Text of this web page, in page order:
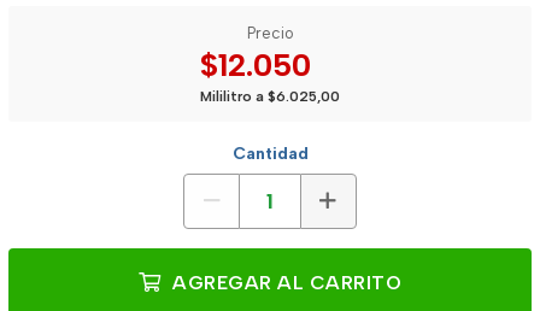
Precio
$12.050
Mililitro a $6.025,00
Cantidad
AGREGAR AL CARRITO